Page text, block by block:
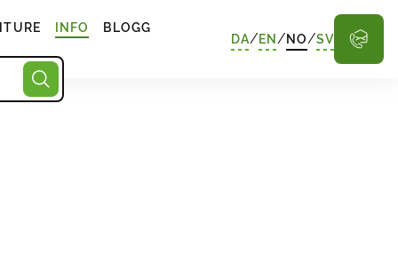
INFO
BLOGG
DA/EN /NO/SV